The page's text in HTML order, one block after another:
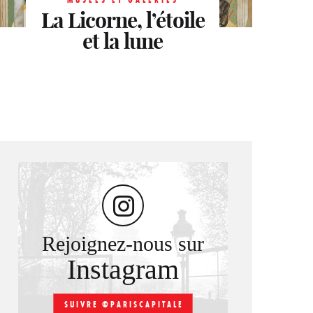
La Licorne, l’étoile
et la lune
Mémoire des
lieux.
MUSÉES ET GALERIES
Le Choc Nabi
Rejoignez-nous sur
Instagram
SUIVRE @PARISCAPITALE